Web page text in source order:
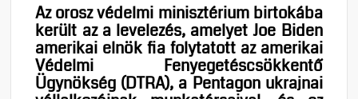
Az orosz védelmi minisztérium birtokába
került az a levelezés, amelyet Joe Biden
amerikai elnök fia folytatott az amerikai
Védelmi Fenyegetéscsökkentő
Ügynökség (DTRA), a Pentagon ukrajnai